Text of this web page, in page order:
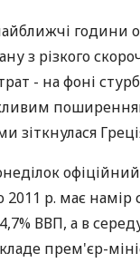
з різкого
- на фоні
зіткнулася
р. має намір
ВВП, а в
прем'єр-